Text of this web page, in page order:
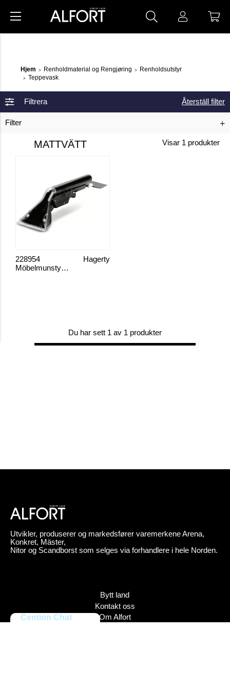
Hjem > Renholdmaterial og Rengjøring > Renholdsutstyr
> Teppevask
Filtrera
Filter
Återställ filter
MATTVÄTT Visar 1 produkter
Möbelmunstycke
Hagerty
228954
Du har sett 1 av 1 produkter
Utvikler, produserer og markedsfører varemerkene Arena,
Konkret, Mäster,
Nitor og Scandborst som selges via forhandlere i hele Norden.
Bytt land
Kontakt oss
Om Alfort
Cention Chat